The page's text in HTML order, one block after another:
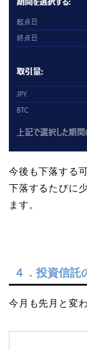
今後も下落する
下落するたびに
ます。
４．投資信託
今月も先月と変